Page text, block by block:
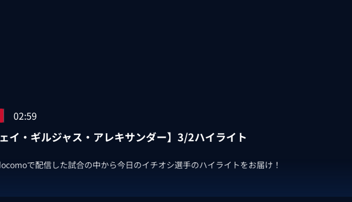
02:59
ェイ・ギルジャス・アレキサンダー】3/2ハイライト
で配信した試合の中から今日のイチオシ選手のハイライトをお届け！